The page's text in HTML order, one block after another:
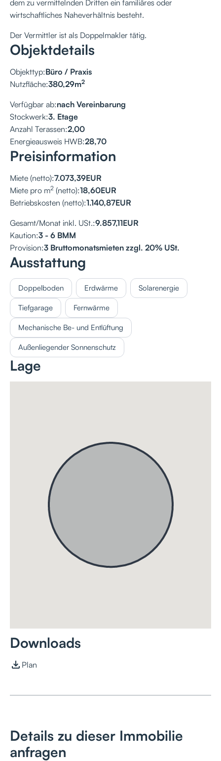
dem zu vermittelnden Dritten ein familiäres oder
wirtschaftliches Naheverhältnis besteht.
Der Vermittler ist als Doppelmakler tätig.
Objektdetails
Objekttyp:Büro / Praxis
Nutzfläche:380,29m2
Verfügbar ab:nach Vereinbarung
Stockwerk:3. Etage
Anzahl Terassen:2,00
Energieausweis HWB:28,70
Preisinformation
Miete (netto):7.073,39EUR
Miete pro m2 (netto):18,60EUR
Betriebskosten (netto):1.140,87EUR
Gesamt/Monat inkl. USt.:9.857,11EUR
Kaution:3 - 6 BMM
Provision:3 Bruttomonatsmieten zzgl. 20% USt.
Ausstattung
Doppelboden Erdwärme Solarenergie
Tiefgarage Fernwärme
Mechanische Be- und Entlüftung
Außenliegender Sonnenschutz
Lage
Downloads
Plan
Details zu dieser Immobilie
anfragen